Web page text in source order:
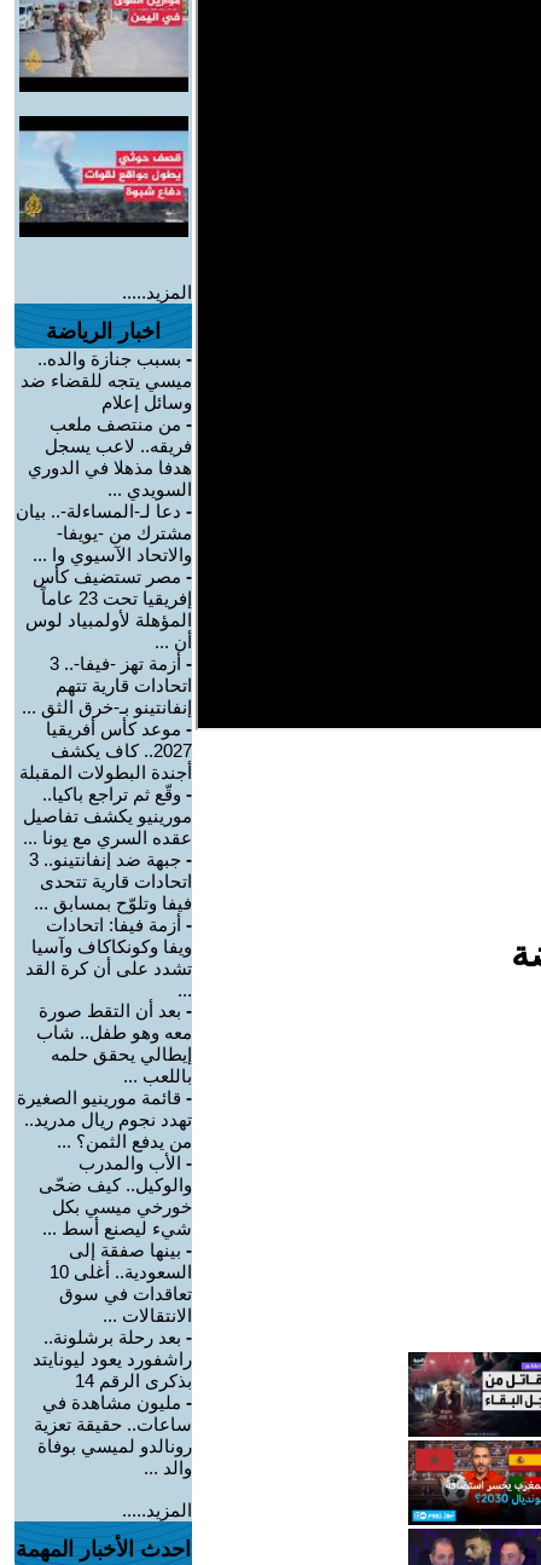
المزيد.....
اخبار الرياضة
- بسبب جنازة والده..
ميسي يتجه للقضاء ضد
وسائل إعلام
- من منتصف ملعب
فريقه.. لاعب يسجل
هدفا مذهلا في الدوري
السويدي ...
- دعا لـ-المساءلة-.. بيان
مشترك من -يويفا-
والاتحاد الآسيوي وا ...
- مصر تستضيف كأس
إفريقيا تحت 23 عاماً
المؤهلة لأولمبياد لوس
أن ...
-
أزمة تهز -فيفا-.. 3
اتحادات قارية تتهم
إنفانتينو بـ-خرق الثق ...
- موعد كأس أفريقيا
2027.. كاف يكشف
أجندة البطولات المقبلة
- وقّع ثم تراجع باكيا..
مورينيو يكشف تفاصيل
عقده السري مع يونا ...
-
جبهة ضد إنفانتينو.. 3
اتحادات قارية تتحدى
فيفا وتلوّح بمسابق ...
- أزمة فيفا: اتحادات
ويفا وكونكاكاف وآسيا
تشدد على أن كرة القد
...
- بعد أن التقط صورة
معه وهو طفل.. شاب
إيطالي يحقق حلمه
باللعب ...
- قائمة مورينيو الصغيرة
تهدد نجوم ريال مدريد..
من يدفع الثمن؟ ...
- الأب والمدرب
والوكيل.. كيف ضحّى
خورخي ميسي بكل
شيء ليصنع أسط ...
- بينها صفقة إلى
السعودية.. أغلى 10
تعاقدات في سوق
الانتقالات ...
- بعد رحلة برشلونة..
راشفورد يعود ليونايتد
بذكرى الرقم 14
- مليون مشاهدة في
ساعات.. حقيقة تعزية
رونالدو لميسي بوفاة
والد ...
المزيد.....
احدث الأخبار المهمة